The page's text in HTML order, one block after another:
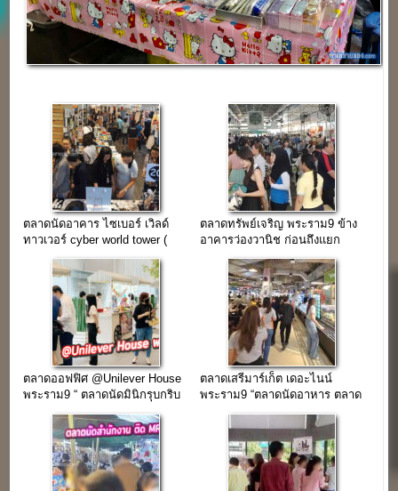
ตลาดนัดอาคาร ไซเบอร์ เวิลด์
ทาวเวอร์ cyber world tower (
ตลาดทรัพย์เจริญ พระราม9 ข้าง
อาคารว่องวานิช ก่อนถึงแยก
ตลาดออฟฟิศ @Unilever House
พระราม9 “ ตลาดนัดมินิกรุบกริบ
ตลาดเสรีมาร์เก็ต เดอะไนน์
พระราม9 “ตลาดนัดอาหาร ตลาด
พระราม9”